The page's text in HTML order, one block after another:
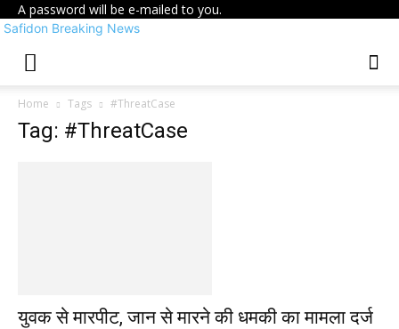
A password will be e-mailed to you.
Safidon Breaking News
Home Tags #ThreatCase
Tag: #ThreatCase
युवक से मारपीट, जान से मारने की धमकी का मामला दर्ज